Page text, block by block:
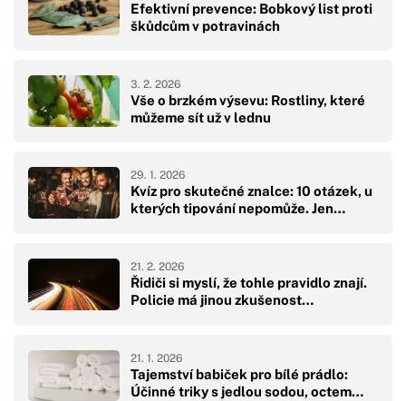
Efektivní prevence: Bobkový list proti
škůdcům v potravinách
Vše o brzkém výsevu: Rostliny, které
můžeme sít už v lednu
3. 2. 2026
Kvíz pro skutečné znalce: 10 otázek, u
kterých tipování nepomůže. Jen…
29. 1. 2026
Řidiči si myslí, že tohle pravidlo znají.
Policie má jinou zkušenost…
21. 2. 2026
Tajemství babiček pro bílé prádlo:
Účinné triky s jedlou sodou, octem…
21. 1. 2026